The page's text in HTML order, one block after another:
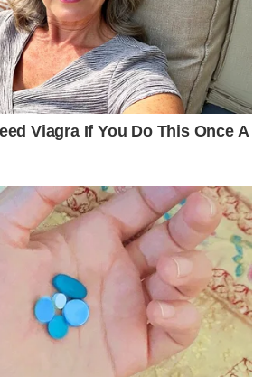
ทน ฉะเดือด! #ทนายธรรมราช สึกมา
นผิดกฏหมายข้อไหน (ชมคลิป)
ม. เกี่ยวอะไรกับพรรคร่วม เผยยังไม่
ๆ เป็นหน้าที่ของนายก
Viagra If You Do This Once A